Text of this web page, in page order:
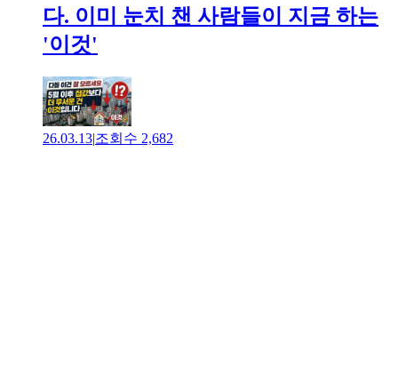
다. 이미 눈치 챈 사람들이 지금 하는
'이것'
26.03.13|조회수 2,682